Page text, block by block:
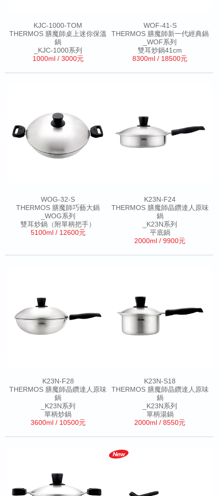
KJC-1000-TOM
THERMOS 膳魔師桌上迷你保溫
鍋
_KJC-1000系列
1000ml / 3000元
WOF-41-S
THERMOS 膳魔師新一代經典鍋
_WOF系列
雙耳炒鍋41cm
8300ml / 18500元
WOG-32-S
THERMOS 膳魔師巧藝大鍋
_WOG系列
雙耳炒鍋（附單柄把手）
5100ml / 12600元
K23N-F24
THERMOS 膳魔師晶鑽達人原味
鍋
_K23N系列
平底鍋
2000ml / 9900元
K23N-F28
THERMOS 膳魔師晶鑽達人原味
鍋
_K23N系列
單柄炒鍋
3600ml / 10500元
K23N-S18
THERMOS 膳魔師晶鑽達人原味
鍋
_K23N系列
單柄湯鍋
2000ml / 8550元